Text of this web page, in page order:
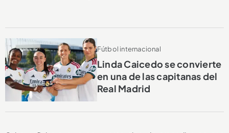
Fútbol internacional
Linda Caicedo se convierte
en una de las capitanas del
Real Madrid